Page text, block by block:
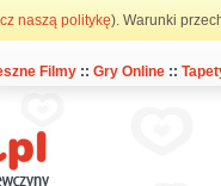
naszą politykę). Warunki
Filmy ::Gry Online ::